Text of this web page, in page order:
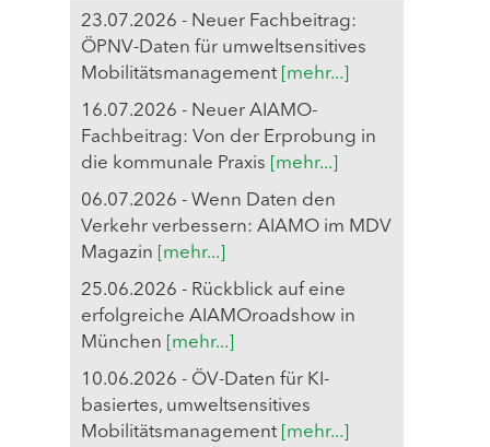
23.07.2026 - Neuer Fachbeitrag:
ÖPNV-Daten für umweltsensitives
Mobilitätsmanagement [mehr...]
16.07.2026 - Neuer AIAMO-
Fachbeitrag: Von der Erprobung in
die kommunale Praxis
[mehr...]
06.07.2026 - Wenn Daten den
Verkehr verbessern: AIAMO im MDV
Magazin
[mehr...]
25.06.2026 - Rückblick auf eine
erfolgreiche AIAMOroadshow in
München
[mehr...]
10.06.2026 - ÖV-Daten für KI-
basiertes, umweltsensitives
Mobilitätsmanagement [mehr...]